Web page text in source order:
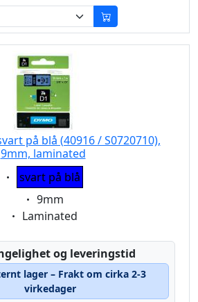
på blå (40916 / S0720710),
9mm, laminated
Eigenschaft:
svart på blå
Eigenschaft:
9mm
Eigenschaft:
Laminated
og leveringstid
lager – Frakt om cirka 2-3
virkedager